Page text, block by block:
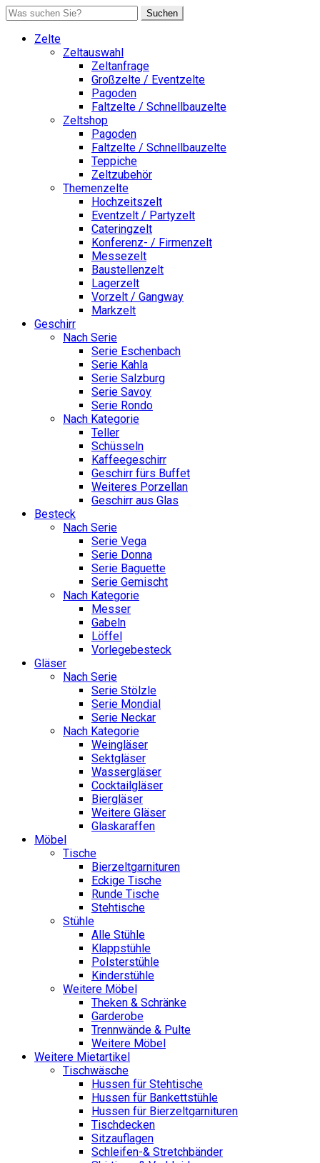
Suchen
Zelte
Zeltauswahl
Zeltanfrage
Großzelte / Eventzelte
Pagoden
Faltzelte / Schnellbauzelte
Zeltshop
Pagoden
Faltzelte / Schnellbauzelte
Teppiche
Zeltzubehör
Themenzelte
Hochzeitszelt
Eventzelt / Partyzelt
Cateringzelt
Konferenz- / Firmenzelt
Messezelt
Baustellenzelt
Lagerzelt
Vorzelt / Gangway
Markzelt
Geschirr
Nach Serie
Serie Eschenbach
Serie Kahla
Serie Salzburg
Serie Savoy
Serie Rondo
Nach Kategorie
Teller
Schüsseln
Kaffeegeschirr
Geschirr fürs Buffet
Weiteres Porzellan
Geschirr aus Glas
Besteck
Nach Serie
Serie Vega
Serie Donna
Serie Baguette
Serie Gemischt
Nach Kategorie
Messer
Gabeln
Löffel
Vorlegebesteck
Gläser
Nach Serie
Serie Stölzle
Serie Mondial
Serie Neckar
Nach Kategorie
Weingläser
Sektgläser
Wassergläser
Cocktailgläser
Biergläser
Weitere Gläser
Glaskaraffen
Möbel
Tische
Bierzeltgarnituren
Eckige Tische
Runde Tische
Stehtische
Stühle
Alle Stühle
Klappstühle
Polsterstühle
Kinderstühle
Weitere Möbel
Theken & Schränke
Garderobe
Trennwände & Pulte
Weitere Möbel
Weitere Mietartikel
Tischwäsche
Hussen für Stehtische
Hussen für Bankettstühle
Hussen für Bierzeltgarnituren
Tischdecken
Sitzauflagen
Schleifen-& Stretchbänder